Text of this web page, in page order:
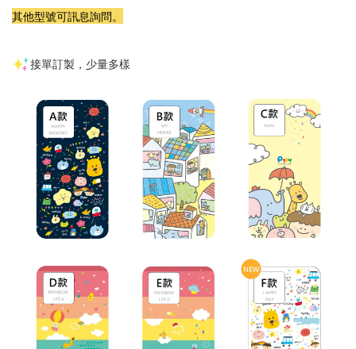
其他型號可訊息詢問。
接單訂製，少量多樣